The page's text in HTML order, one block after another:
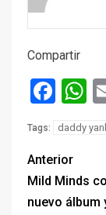
Compartir
Tags: daddy
Anterior
Mild Minds
nuevo álbum